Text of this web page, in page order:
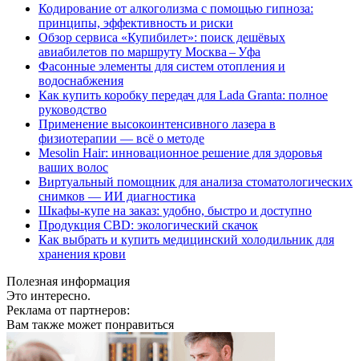
Кодирование от алкоголизма с помощью гипноза:
принципы, эффективность и риски
Обзор сервиса «Купибилет»: поиск дешёвых
авиабилетов по маршруту Москва – Уфа
Фасонные элементы для систем отопления и
водоснабжения
Как купить коробку передач для Lada Granta: полное
руководство
Применение высокоинтенсивного лазера в
физиотерапии — всё о методе
Mesolin Hair: инновационное решение для здоровья
ваших волос
Виртуальный помощник для анализа стоматологических
снимков — ИИ диагностика
Шкафы-купе на заказ: удобно, быстро и доступно
Продукция CBD: экологический скачок
Как выбрать и купить медицинский холодильник для
хранения крови
Полезная информация
Это интересно.
Реклама от партнеров:
Вам также может понравиться